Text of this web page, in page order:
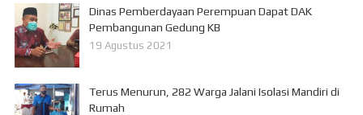
Dinas Pemberdayaan Perempuan Dapat DAK
Pembangunan Gedung KB
19 Agustus 2021
Terus Menurun, 282 Warga Jalani Isolasi Mandiri di
Rumah